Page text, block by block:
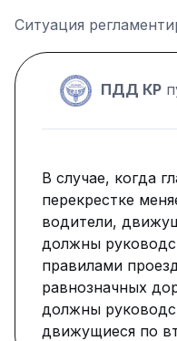
Ситуация
ПДД КР
В случае, когда
перекрестке
водители,
должны
правилами
равнозначных
должны
движущиеся по